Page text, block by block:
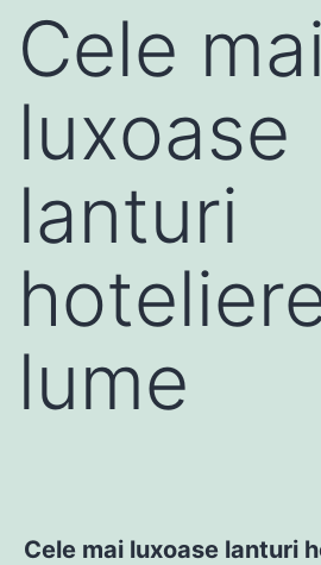
Cele mai
luxoase
lanturi
lume
Cele mai luxoase lanturi